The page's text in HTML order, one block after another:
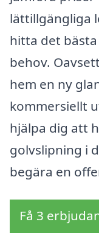
lättillgängliga
hitta det
behov.
hem en ny
kommersiellt
hjälpa dig att
golvslipning i
begära en
Få 3